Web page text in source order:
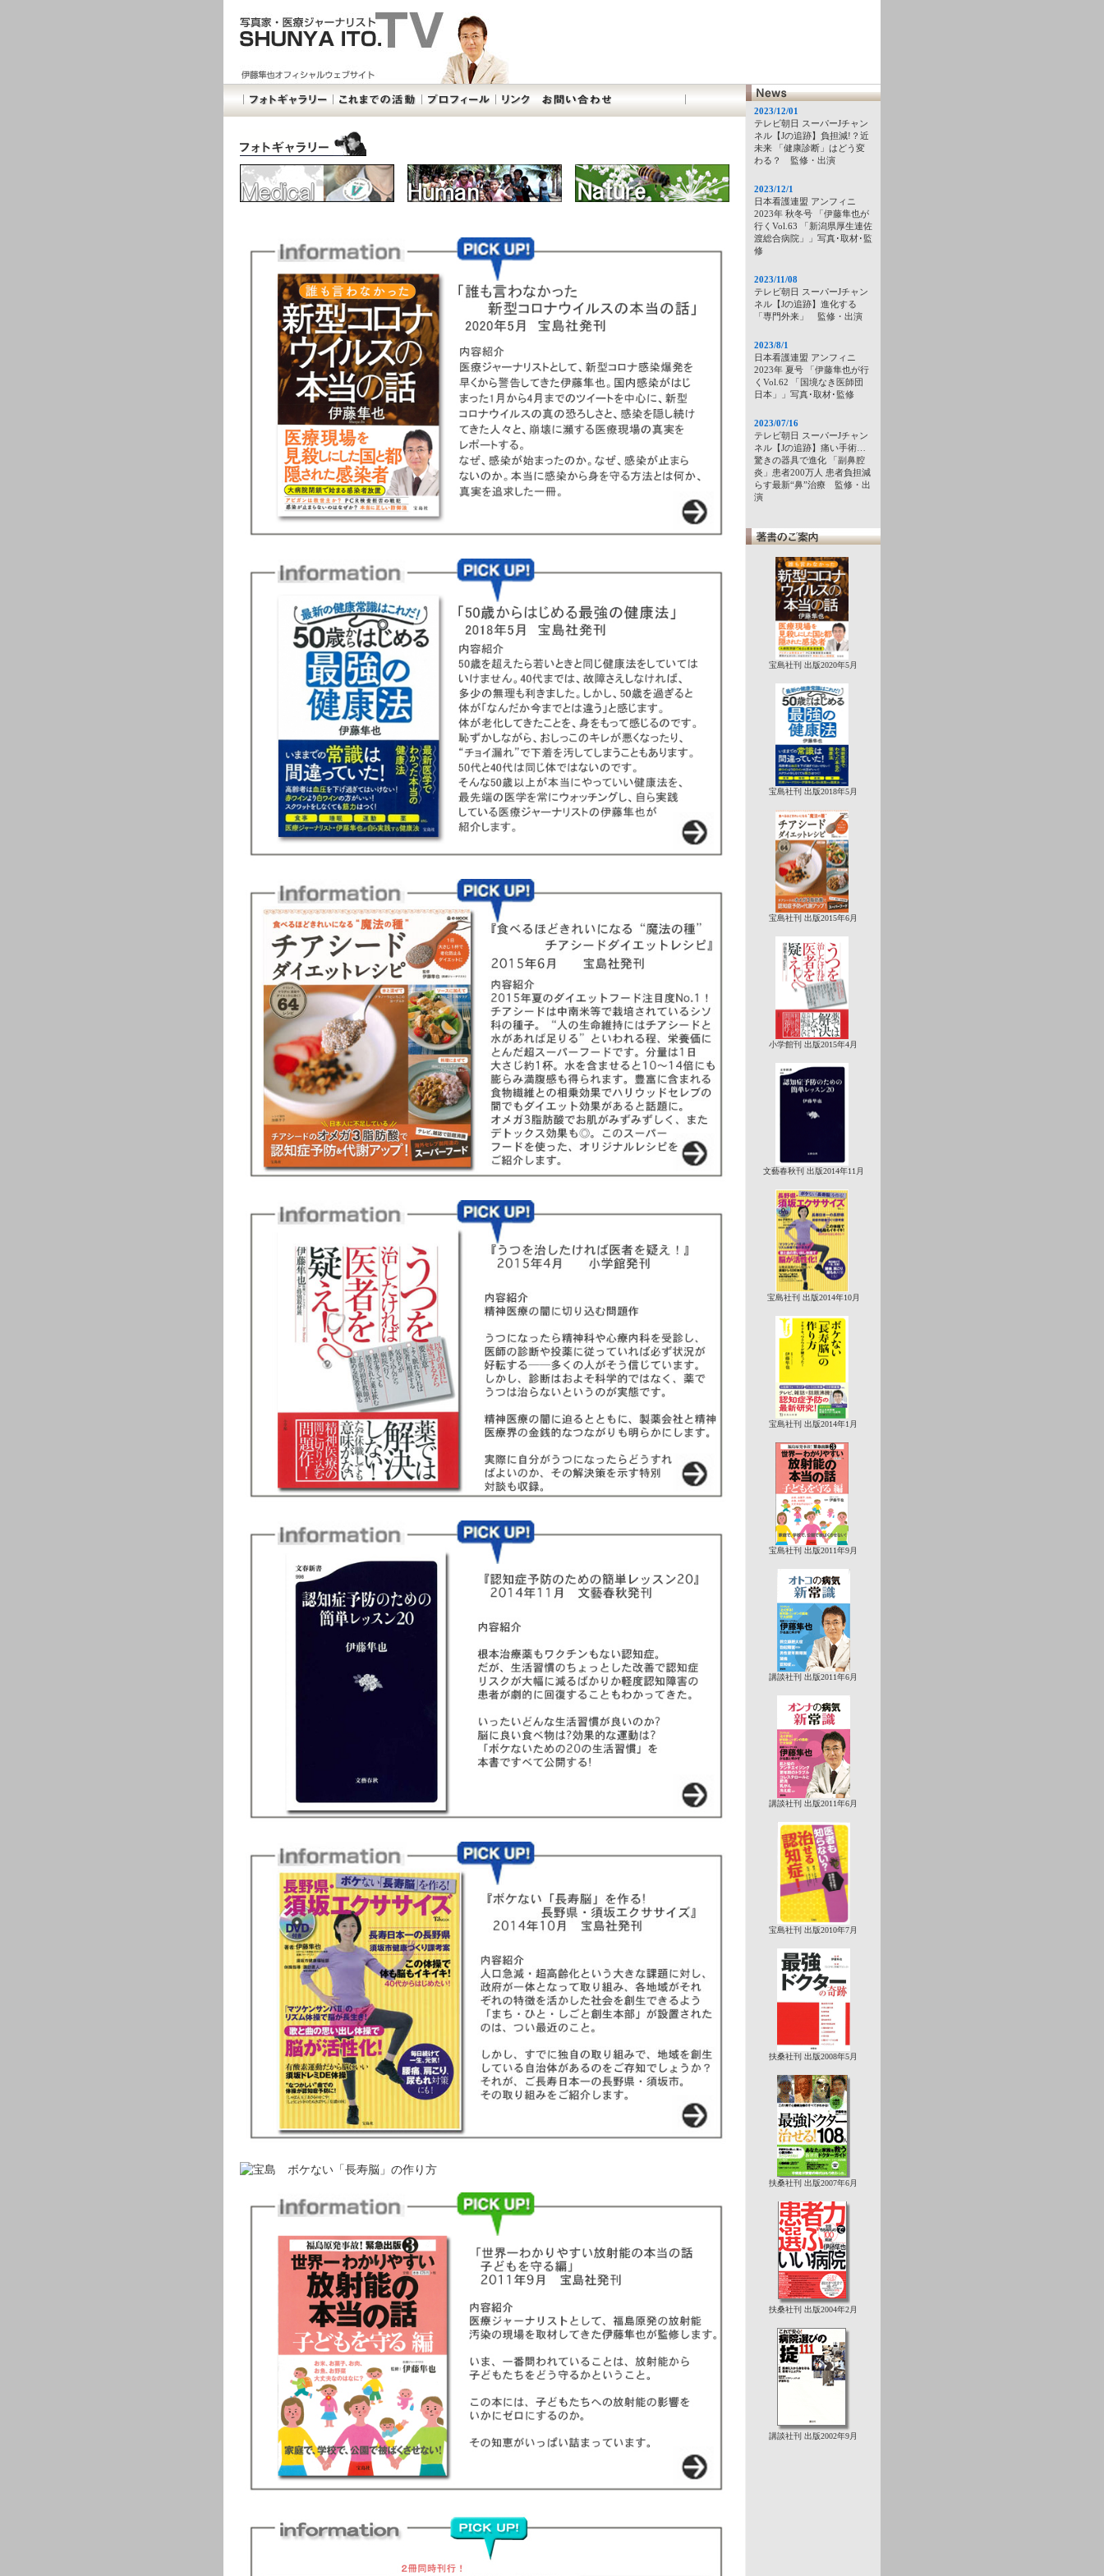
2023/12/01
テレビ朝日 スーパーJチャン
ネル【Jの追跡】負担減!？近
未来 「健康診断」はどう変
わる？ 監修・出演
2023/12/1
日本看護連盟 アンフィニ
2023年 秋冬号 「伊藤隼也が
行くVol.63 「新潟県厚生連佐
渡総合病院」」写真･取材･監
修
2023/11/08
テレビ朝日 スーパーJチャン
ネル【Jの追跡】進化する
「専門外来」 監修・出演
2023/8/1
日本看護連盟 アンフィニ
2023年 夏号 「伊藤隼也が行
くVol.62 「国境なき医師団
日本」」写真･取材･監修
2023/07/16
テレビ朝日 スーパーJチャン
ネル【Jの追跡】痛い手術…
驚きの器具で進化 「副鼻腔
炎」患者200万人 患者負担減
らす最新“鼻”治療 監修・出
演
宝島社刊 出版2020年5月
宝島社刊 出版2018年5月
宝島社刊 出版2015年6月
小学館刊 出版2015年4月
文藝春秋刊 出版2014年11月
宝島社刊 出版2014年10月
宝島社刊 出版2014年1月
宝島社刊 出版2011年9月
講談社刊 出版2011年6月
講談社刊 出版2011年6月
宝島社刊 出版2010年7月
扶桑社刊 出版2008年5月
扶桑社刊 出版2007年6月
扶桑社刊 出版2004年2月
講談社刊 出版2002年9月